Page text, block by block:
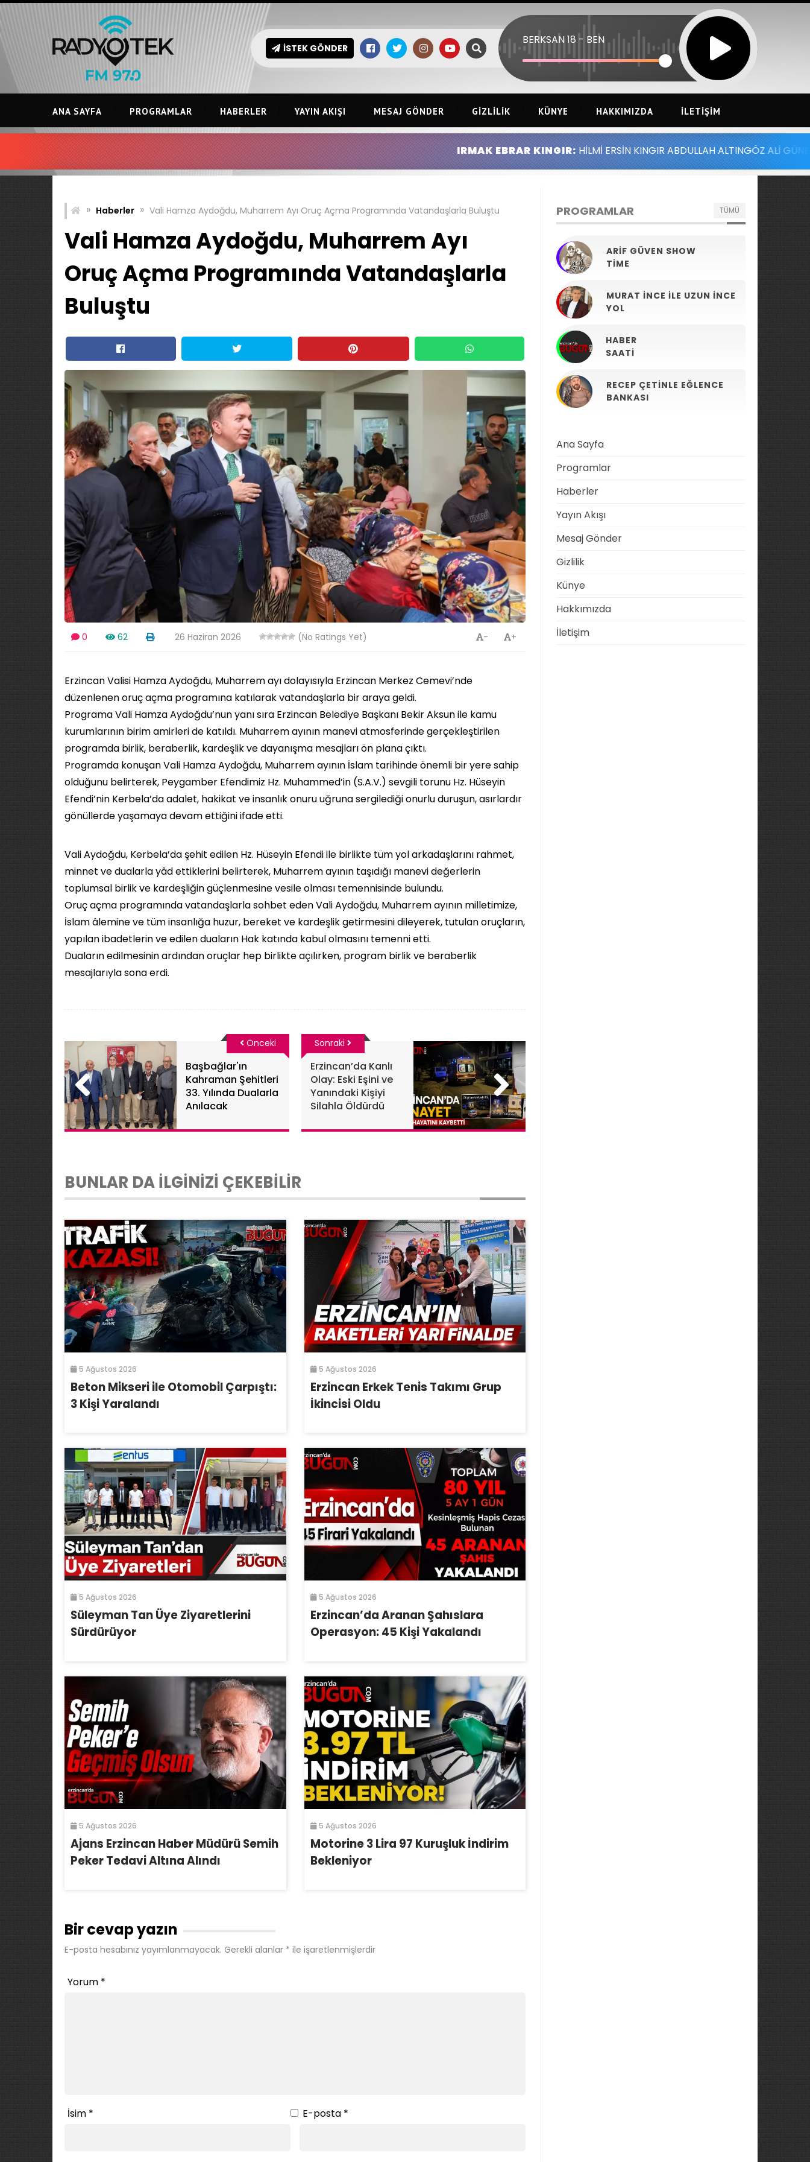
Skip
to
content
İSTEK GÖNDER
BERKSAN 18 - BEN
ANA SAYFA PROGRAMLAR HABERLER YAYIN AKIŞI MESAJ GÖNDER GIZLILIK KÜNYE HAKKIMIZDA İLETIŞIM
IRMAK EBRAR KINGIR:HİLMİ ERSİN KINGIR ABDULLAH ALTINGÖZ ALİ GÜNEY MELİH YILMAZ
» Haberler » Vali Hamza Aydoğdu, Muharrem Ayı Oruç Açma Programında Vatandaşlarla Buluştu
Vali Hamza Aydoğdu, Muharrem Ayı
Oruç Açma Programında Vatandaşlarla
Buluştu
0 62 26 Haziran 2026 (No Ratings Yet) +
-
Erzincan Valisi Hamza Aydoğdu, Muharrem ayı dolayısıyla Erzincan Merkez Cemevi’nde
düzenlenen oruç açma programına katılarak vatandaşlarla bir araya geldi.
Programa Vali Hamza Aydoğdu’nun yanı sıra Erzincan Belediye Başkanı Bekir Aksun ile kamu
kurumlarının birim amirleri de katıldı. Muharrem ayının manevi atmosferinde gerçekleştirilen
programda birlik, beraberlik, kardeşlik ve dayanışma mesajları ön plana çıktı.
Programda konuşan Vali Hamza Aydoğdu, Muharrem ayının İslam tarihinde önemli bir yere sahip
olduğunu belirterek, Peygamber Efendimiz Hz. Muhammed’in (S.A.V.) sevgili torunu Hz. Hüseyin
Efendi’nin Kerbela’da adalet, hakikat ve insanlık onuru uğruna sergilediği onurlu duruşun, asırlardır
gönüllerde yaşamaya devam ettiğini ifade etti.
Vali Aydoğdu, Kerbela’da şehit edilen Hz. Hüseyin Efendi ile birlikte tüm yol arkadaşlarını rahmet,
minnet ve dualarla yâd ettiklerini belirterek, Muharrem ayının taşıdığı manevi değerlerin
toplumsal birlik ve kardeşliğin güçlenmesine vesile olması temennisinde bulundu.
Oruç açma programında vatandaşlarla sohbet eden Vali Aydoğdu, Muharrem ayının milletimize,
İslam âlemine ve tüm insanlığa huzur, bereket ve kardeşlik getirmesini dileyerek, tutulan oruçların,
yapılan ibadetlerin ve edilen duaların Hak katında kabul olmasını temenni etti.
Duaların edilmesinin ardından oruçlar hep birlikte açılırken, program birlik ve beraberlik
mesajlarıyla sona erdi.
Başbağlar'ın
Kahraman Şehitleri
33. Yılında Dualarla
Anılacak
Önceki
Erzincan’da Kanlı
Olay: Eski Eşini ve
Yanındaki Kişiyi
Silahla Öldürdü
Sonraki
BUNLAR DA İLGİNİZİ ÇEKEBİLİR
5 Ağustos 2026
Beton Mikseri ile Otomobil Çarpıştı:
3 Kişi Yaralandı
5 Ağustos 2026
Erzincan Erkek Tenis Takımı Grup
İkincisi Oldu
5 Ağustos 2026
Süleyman Tan Üye Ziyaretlerini
Sürdürüyor
5 Ağustos 2026
Erzincan’da Aranan Şahıslara
Operasyon: 45 Kişi Yakalandı
5 Ağustos 2026
Ajans Erzincan Haber Müdürü Semih
Peker Tedavi Altına Alındı
5 Ağustos 2026
Motorine 3 Lira 97 Kuruşluk İndirim
Bekleniyor
Bir cevap yazın
E-posta hesabınız yayımlanmayacak. Gerekli alanlar * ile işaretlenmişlerdir
Yorum *
İsim * E-posta *
PROGRAMLAR TÜMÜ
ARIF GÜVEN SHOW
TIME
MURAT İNCE ILE UZUN İNCE
YOL
HABER
SAATI
RECEP ÇETINLE EĞLENCE
BANKASI
Ana Sayfa
Programlar
Haberler
Yayın Akışı
Mesaj Gönder
Gizlilik
Künye
Hakkımızda
İletişim